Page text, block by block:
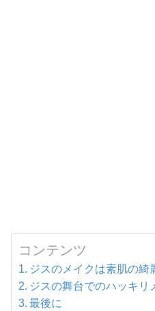
コンテンツ
ジスのメイクは素肌の綺
ジスの舞台でのハッキリ
最後に